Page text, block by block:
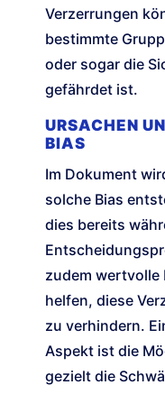
Verzerrungen
bestimmte
oder sogar die
gefährdet ist.
URSACHEN
BIAS
Im Dokument
solche Bias
dies bereits
zudem wertvolle
helfen, diese
zu verhindern.
Aspekt ist die
gezielt die